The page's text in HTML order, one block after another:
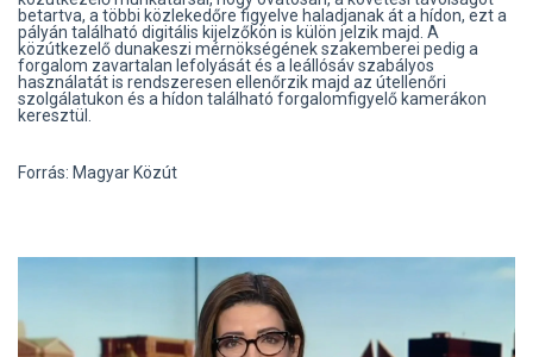
betartva, a többi közlekedőre figyelve haladjanak át a hídon, ezt a
pályán található digitális kijelzőkön is külön jelzik majd. A
közútkezelő dunakeszi mérnökségének szakemberei pedig a
forgalom zavartalan lefolyását és a leállósáv szabályos
használatát is rendszeresen ellenőrzik majd az útellenőri
szolgálatukon és a hídon található forgalomfigyelő kamerákon
keresztül.
Forrás: Magyar Közút